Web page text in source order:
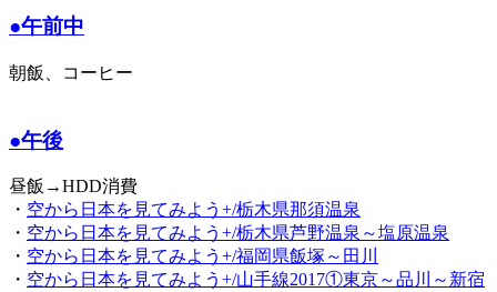
●午前中
朝飯、コーヒー
●午後
昼飯→HDD消費
・ 空から日本を見てみよう+/栃木県那須温泉
・ 空から日本を見てみよう+/栃木県芦野温泉～塩原温泉
・ 空から日本を見てみよう+/福岡県飯塚～田川
・ 空から日本を見てみよう+/山手線2017①東京～品川～新宿